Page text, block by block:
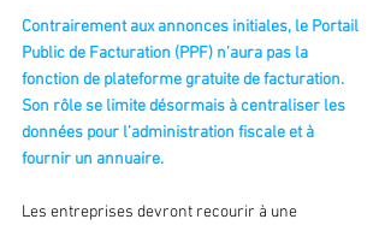
Contrairement aux annonces initiales, le Portail
Public de Facturation (PPF) n’aura pas la
fonction de plateforme gratuite de facturation.
Son rôle se limite désormais à centraliser les
données pour l’administration fiscale et à
fournir un annuaire.
Les entreprises devront recourir à une